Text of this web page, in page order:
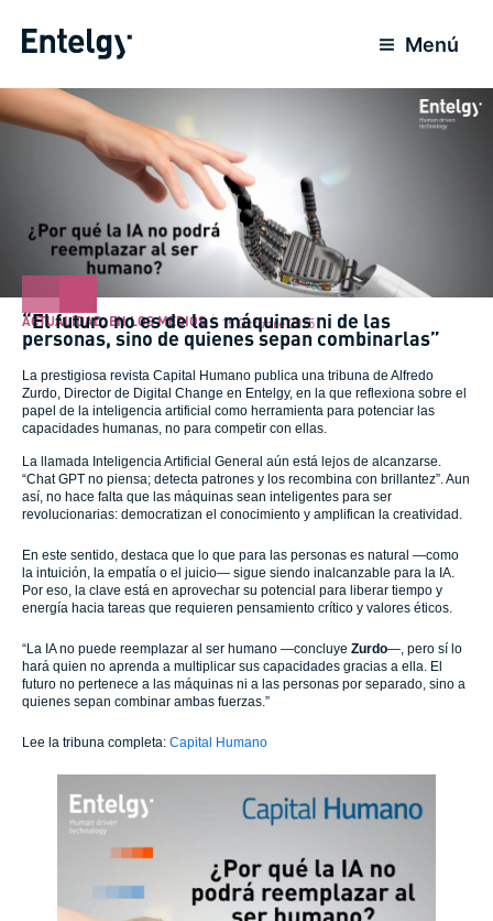
Menú
ACTUALIDAD,EN LOS MEDIOS 15 Octubre 2025
“El futuro no es de las máquinas ni de las
personas, sino de quienes sepan combinarlas”
La prestigiosa revista Capital Humano publica una tribuna de Alfredo
Zurdo, Director de Digital Change en Entelgy, en la que reflexiona sobre el
papel de la inteligencia artificial como herramienta para potenciar las
capacidades humanas, no para competir con ellas.
La llamada Inteligencia Artificial General aún está lejos de alcanzarse.
“Chat GPT no piensa; detecta patrones y los recombina con brillantez”. Aun
así, no hace falta que las máquinas sean inteligentes para ser
revolucionarias: democratizan el conocimiento y amplifican la creatividad.
En este sentido, destaca que lo que para las personas es natural —como
la intuición, la empatía o el juicio— sigue siendo inalcanzable para la IA.
Por eso, la clave está en aprovechar su potencial para liberar tiempo y
energía hacia tareas que requieren pensamiento crítico y valores éticos.
“La IA no puede reemplazar al ser humano —concluye Zurdo—, pero sí lo
hará quien no aprenda a multiplicar sus capacidades gracias a ella. El
futuro no pertenece a las máquinas ni a las personas por separado, sino a
quienes sepan combinar ambas fuerzas.”
Lee la tribuna completa: Capital Humano